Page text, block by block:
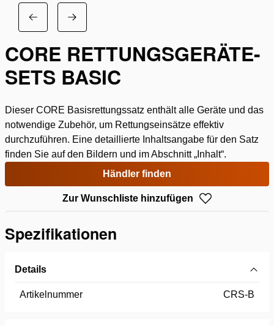
CORE RETTUNGSGERÄTE-
SETS BASIC
Dieser CORE Basisrettungssatz enthält alle Geräte und das
notwendige Zubehör, um Rettungseinsätze effektiv
durchzuführen. Eine detaillierte Inhaltsangabe für den Satz
finden Sie auf den Bildern und im Abschnitt „Inhalt“.
Händler finden
Zur Wunschliste hinzufügen
Spezifikationen
Details
Artikelnummer CRS-B